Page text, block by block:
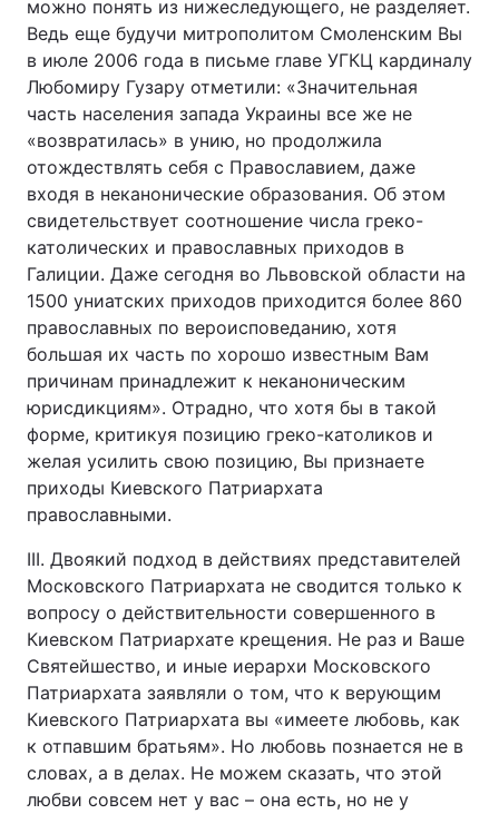
можно понять из нижеследующего, не разделяет.
Ведь еще будучи митрополитом Смоленским Вы
в июле 2006 года в письме главе УГКЦ кардиналу
Любомиру Гузару отметили: «Значительная
часть населения запада Украины все же не
«возвратилась» в унию, но продолжила
отождествлять себя с Православием, даже
входя в неканонические образования. Об этом
свидетельствует соотношение числа греко-
католических и православных приходов в
Галиции. Даже сегодня во Львовской области на
1500 униатских приходов приходится более 860
православных по вероисповеданию, хотя
большая их часть по хорошо известным Вам
причинам принадлежит к неканоническим
юрисдикциям». Отрадно, что хотя бы в такой
форме, критикуя позицию греко-католиков и
желая усилить свою позицию, Вы признаете
приходы Киевского Патриархата
православными.
III. Двоякий подход в действиях представителей
Московского Патриархата не сводится только к
вопросу о действительности совершенного в
Киевском Патриархате крещения. Не раз и Ваше
Святейшество, и иные иерархи Московского
Патриархата заявляли о том, что к верующим
Киевского Патриархата вы «имеете любовь, как
к отпавшим братьям». Но любовь познается не в
словах, а в делах. Не можем сказать, что этой
любви совсем нет у вас – она есть, но не у